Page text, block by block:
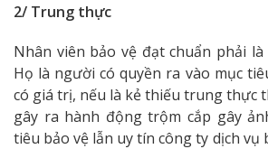
2/ Trung thực
Nhân viên bảo vệ đạt chuẩn phải
Họ là người có quyền ra vào mục
có giá trị, nếu là kẻ thiếu trung thực
gây ra hành động trộm cắp gây
tiêu bảo vệ lẫn uy tín công ty dịch vụ